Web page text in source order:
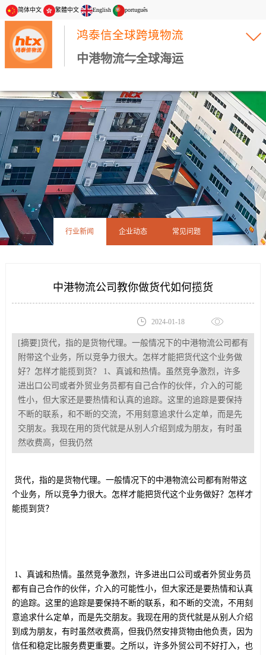
简体中文 繁體中文 English português
鸿泰信全球跨境物流
中港物流⇋全球海运
行业新闻 企业动态 常见问题
中港物流公司教你做货代如何揽货
2024-01-18
[摘要]货代，指的是货物代理。一般情况下的中港物流公司都有
附带这个业务，所以竞争力很大。怎样才能把货代这个业务做
好？怎样才能揽到货？ 1、真诚和热情。虽然竞争激烈，许多
进出口公司或者外贸业务员都有自己合作的伙伴，介入的可能
性小，但大家还是要热情和认真的追踪。这里的追踪是要保持
不断的联系，和不断的交流，不用刻意追求什么定单，而是先
交朋友。我现在用的货代就是从别人介绍到成为朋友，有时虽
然收费高，但我仍然
货代，指的是货物代理。一般情况下的中港物流公司都有附带这
个业务，所以竞争力很大。怎样才能把货代这个业务做好？怎样才
能揽到货？
1、真诚和热情。虽然竞争激烈，许多进出口公司或者外贸业务员
都有自己合作的伙伴，介入的可能性小，但大家还是要热情和认真
的追踪。这里的追踪是要保持不断的联系，和不断的交流，不用刻
意追求什么定单，而是先交朋友。我现在用的货代就是从别人介绍
到成为朋友，有时虽然收费高，但我仍然安排货物由他负责，因为
信任和稳定比服务费更重要。之所以，许多外贸公司不好打入，也